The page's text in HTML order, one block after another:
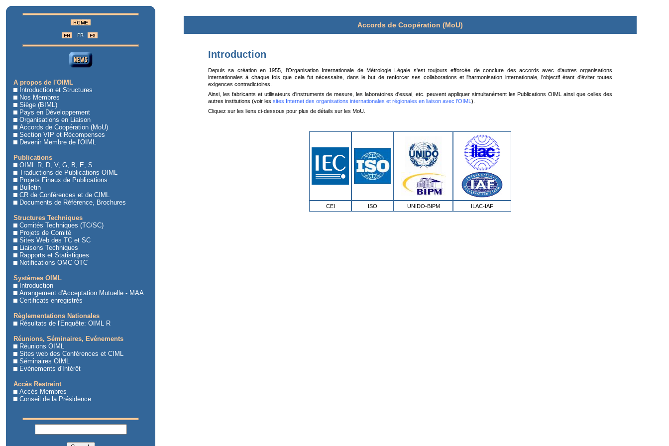
A propos de l'OIML
Introduction et Structures
Nos Membres
Siège (BIML)
Pays en Développement
Organisations en Liaison
Accords de Coopération (MoU)
Section VIP et Récompenses
Devenir Membre de l'OIML
Publications
OIML R, D, V, G, B, E, S
Traductions de Publications OIML
Projets Finaux de Publications
Bulletin
CR de Conférences et de CIML
Documents de Référence, Brochures
Structures Techniques
Comités Techniques (TC/SC)
Projets de Comité
Sites Web des TC et SC
Liaisons Techniques
Rapports et Statistiques
Notifications OMC OTC
Systèmes OIML
Introduction
Arrangement d'Acceptation Mutuelle - MAA
Certificats enregistrés
Règlementations Nationales
Résultats de l'Enquête: OIML R
Réunions, Séminaires, Evénements
Réunions OIML
Sites web des Conférences et CIML
Séminaires OIML
Evénements d'Intérêt
Accès Restreint
Accès Membres
Conseil de la Présidence
Accords de Coopération (MoU)
Introduction
Depuis sa création en 1955, l'Organisation Internationale de Métrologie Légale s'est toujours efforcée de conclure des accords avec d'autres organisations
internationales à chaque fois que cela fut nécessaire, dans le but de renforcer ses collaborations et l'harmonisation internationale, l'objectif étant d'éviter toutes
exigences contradictoires.
Ainsi, les fabricants et utilisateurs d'instruments de mesure, les laboratoires d'essai, etc. peuvent appliquer simultanément les Publications OIML ainsi que celles des
autres institutions (voir les sites Internet des organisations internationales et régionales en liaison avec l'OIML ).
Cliquez sur les liens ci-dessous pour plus de détails sur les MoU.
CEI ISO UNIDO-BIPM ILAC-IAF